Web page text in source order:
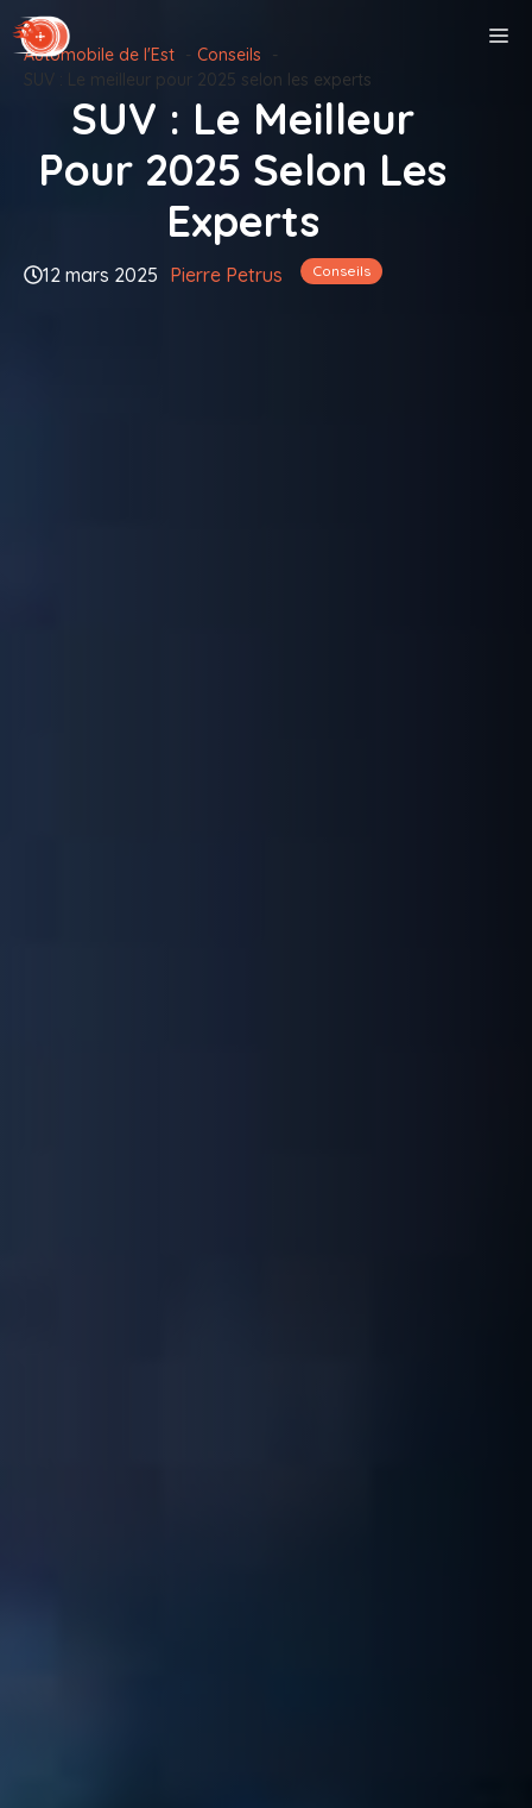
Aller
au
contenu
Automobile de l'Est
Conseils
SUV : Le meilleur pour 2025 selon les experts
SUV : Le Meilleur
Pour 2025 Selon Les
Experts
12 mars 2025 Pierre Petrus Conseils